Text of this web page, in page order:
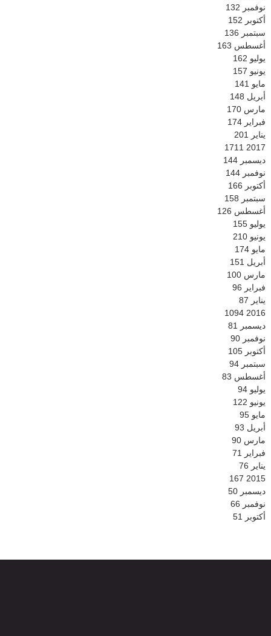
نوفمبر 132
أكتوبر 152
سبتمبر 136
أغسطس 163
يوليو 162
يونيو 157
مايو 141
أبريل 148
مارس 170
فبراير 174
يناير
201
2017
1711
ديسمبر 144
نوفمبر 144
أكتوبر 166
سبتمبر 158
أغسطس 126
يوليو 155
يونيو 210
مايو 174
أبريل 151
مارس 100
فبراير 96
يناير 87
2016
1094
ديسمبر
81
نوفمبر 90
أكتوبر 105
سبتمبر 94
أغسطس 83
يوليو 94
يونيو 122
مايو 95
أبريل 93
مارس 90
فبراير
71
يناير 76
2015
167
ديسمبر 50
نوفمبر 66
أكتوبر
51